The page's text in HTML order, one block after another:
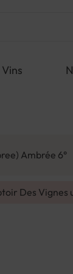
Ambrée 6°
Des Vignes